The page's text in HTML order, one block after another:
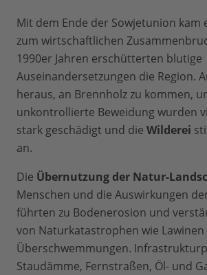
Mit dem Ende der Sowjetunion kam
zum wirtschaftlichen
1990er Jahren erschütterten blutige
Auseinandersetzungen die Region.
heraus, an Brennholz zu kommen,
unkontrollierte Beweidung wurden
stark geschädigt und die Wilderei
an.
Die Übernutzung der Natur-
Menschen und die Auswirkungen
führten zu Bodenerosion und
von Naturkatastrophen wie Lawinen
Überschwemmungen.
Staudämme, Fernstraßen, Öl- und